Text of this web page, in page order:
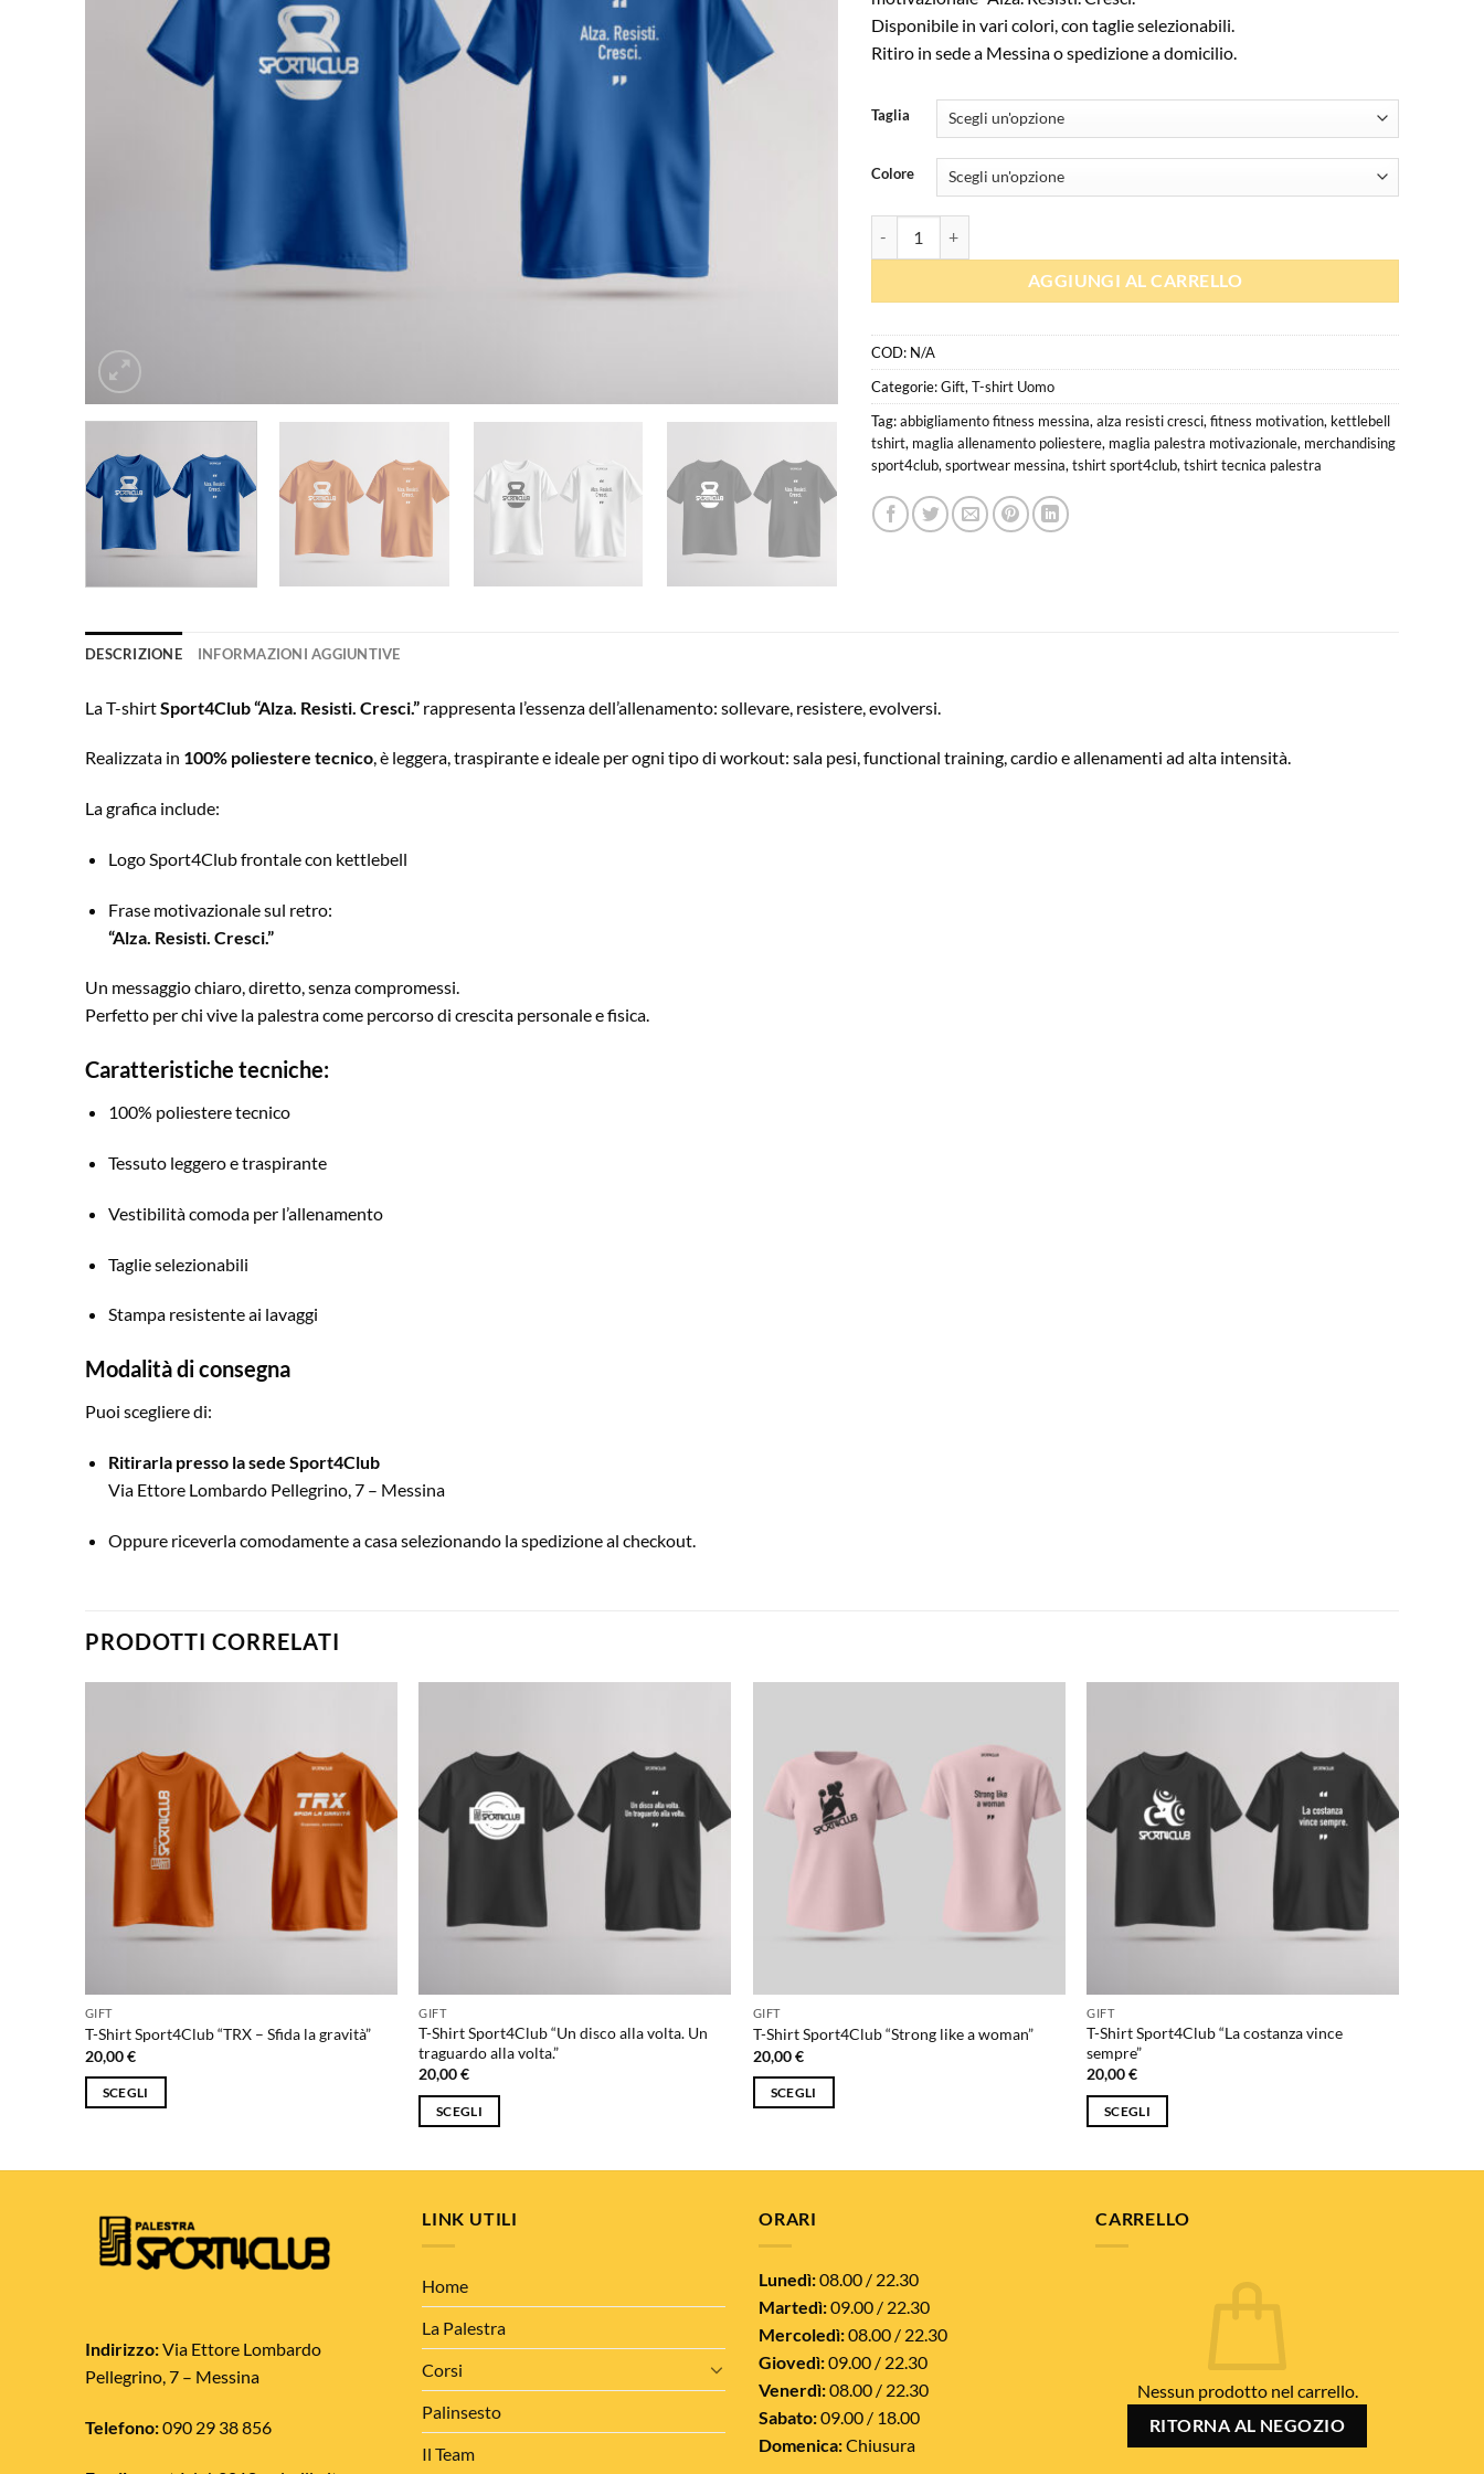
Disponibile in vari colori, con taglie selezionabili.
Ritiro in sede a Messina o spedizione a domicilio.
Taglia
Colore
AGGIUNGI AL CARRELLO
COD: N/A
Categorie:Gift, T-shirt Uomo
Tag:abbigliamento fitness messina, alza resisti cresci, fitness motivation, kettlebell
tshirt, maglia allenamento poliestere, maglia palestra motivazionale, merchandising
sport4club, sportwear messina, tshirt sport4club, tshirt tecnica palestra
DESCRIZIONE INFORMAZIONI AGGIUNTIVE
La T-shirtSport4Club “Alza. Resisti. Cresci.” rappresenta l’essenza dell’allenamento: sollevare, resistere, evolversi.
Realizzata in 100% poliestere tecnico, è leggera, traspirante e ideale per ogni tipo di workout: sala pesi, functional training, cardio e allenamenti ad alta intensità.
La grafica include:
Logo Sport4Club frontale con kettlebell
Frase motivazionale sul retro:
“Alza. Resisti. Cresci.”
Un messaggio chiaro, diretto, senza compromessi.
Perfetto per chi vive la palestra come percorso di crescita personale e fisica.
Caratteristiche tecniche:
100% poliestere tecnico
Tessuto leggero e traspirante
Vestibilità comoda per l’allenamento
Taglie selezionabili
Stampa resistente ai lavaggi
Modalità di consegna
Puoi scegliere di:
Ritirarla presso la sede Sport4Club
Via Ettore Lombardo Pellegrino, 7 – Messina
Oppure riceverla comodamente a casa selezionando la spedizione al checkout.
PRODOTTI CORRELATI
GIFT
T-Shirt Sport4Club “TRX – Sfida la gravità”
20,00€
SCEGLI
ha
varianti.
opzioni
scelte
nella
del
GIFT
T-Shirt Sport4Club “Un disco alla volta. Un
traguardo alla volta.”
20,00€
SCEGLI
più
varianti.
opzioni
scelte
nella
pagina
GIFT
T-Shirt Sport4Club “Strong like a woman”
20,00€
SCEGLI
ha
varianti.
Le
opzioni
possono
nella
pagina
del
prodotto
GIFT
T-Shirt Sport4Club “La costanza vince
sempre”
20,00€
SCEGLI
più
varianti.
Indirizzo:Via Ettore Lombardo
Pellegrino, 7 – Messina
Telefono:090 29 38 856
LINK UTILI
Home
La Palestra
Corsi
Palinsesto
Il Team
ORARI
Lunedì:08.00 / 22.30
Martedì:09.00 / 22.30
Mercoledì:08.00 / 22.30
Giovedì:09.00 / 22.30
Venerdì:08.00 / 22.30
Sabato:09.00 / 18.00
Domenica:Chiusura
CARRELLO
Nessun prodotto nel carrello.
RITORNA AL NEGOZIO